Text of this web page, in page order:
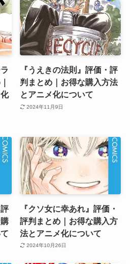
『うえきの法則』評価・評
判まとめ｜お得な購入方法
とアニメ化について
2024年11月9日
『クソ女に幸あれ』評価・
評判まとめ｜お得な購入方
法とアニメ化について
2024年10月26日